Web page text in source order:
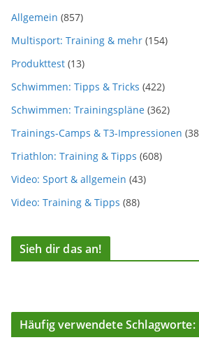
Allgemein (857)
Multisport: Training & mehr (154)
Produkttest (13)
Schwimmen: Tipps & Tricks (422)
Schwimmen: Trainingspläne (362)
Trainings-Camps & T3-Impressionen
Triathlon: Training & Tipps (608)
Video: Sport & allgemein (43)
Video: Training & Tipps (88)
Sieh dir das an!
Häufig verwendete Schlagworte: